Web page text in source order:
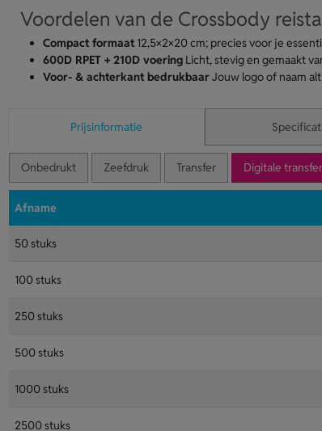
Voordelen van de Crossbody
Compact formaat12,5×2×20 cm; precies voor je
600D RPET + 210D voeringLicht, stevig en gemaakt
Voor- & achterkant bedrukbaarJouw logo of naam
Prijsinformatie
Onbedrukt Zeefdruk Transfer Digitale transfer
Afname
50 stuks
100 stuks
250 stuks
500 stuks
1000 stuks
2500 stuks